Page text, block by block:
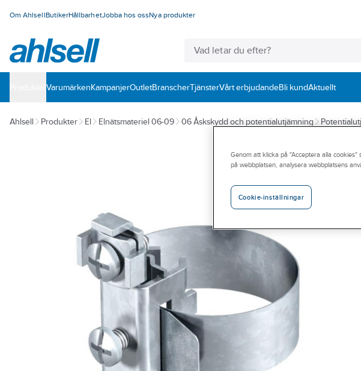
Om AhlsellButikerHållbarhetJobba hos ossNya produkter
VarumärkenKampanjerOutletBranscherTjänsterVårt erbjudandeBli kundAktuellt
Ahlsell Produkter El Elnätsmateriel 06-09 06 Åskskydd och potentialutjämning
Genom att klicka på "Acceptera alla
på webbplatsen, analysera webbplatsens
Cookie-inställningar